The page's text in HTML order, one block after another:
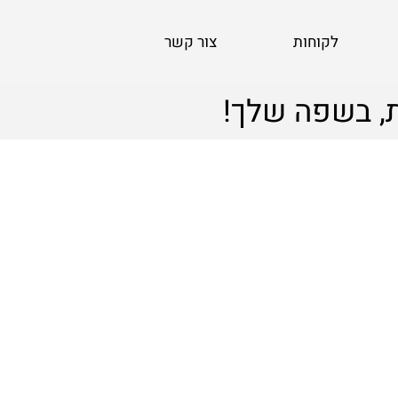
לקוחות צור קשר
בשפה שלך!